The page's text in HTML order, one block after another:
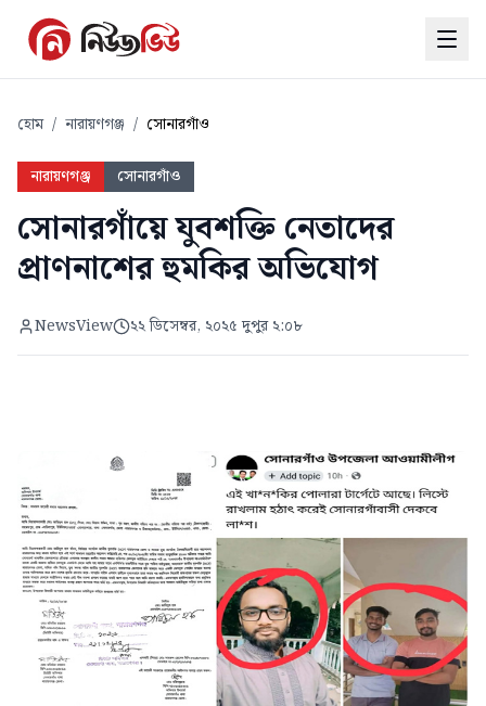
হোম / নারায়ণগঞ্জ / সোনারগাঁও
নারায়ণগঞ্জ সোনারগাঁও
সোনারগাঁয়ে যুবশক্তি নেতাদের
প্রাণনাশের হুমকির অভিযোগ
NewsView ২২ ডিসেম্বর, ২০২৫ দুপুর ২:০৮